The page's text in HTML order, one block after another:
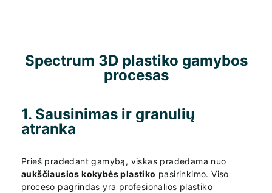
Spectrum 3D plastiko gamybos
procesas
1. Sausinimas ir granulių
atranka
Prieš pradedant gamybą, viskas pradedama nuo
aukščiausios kokybės plastiko pasirinkimo. Viso
proceso pagrindas yra profesionalios plastiko